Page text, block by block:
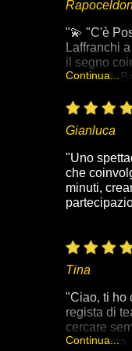
"💫 "C'è
Laffranchi
il segno
presente.
spettacolo
diventano
qualitativa
di
a Federico
Gazzettino."
Continua...
Gianluca
"Uno
che
minuti,
Tina
"Ciao, ti ho
regista di
cercare
vero
Continua...